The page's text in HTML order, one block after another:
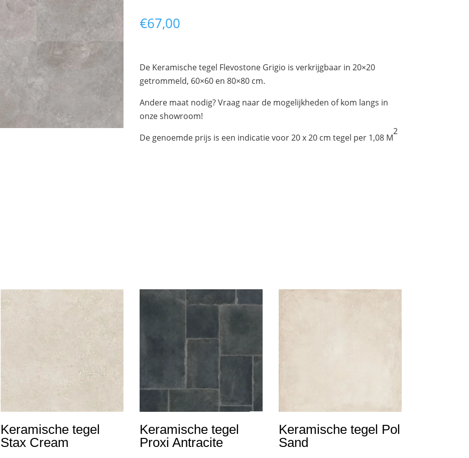
€67,00
De Keramische tegel Flevostone Grigio is verkrijgbaar in 20×20
getrommeld, 60×60 en 80×80 cm.
Andere maat nodig? Vraag naar de mogelijkheden of kom langs in
onze showroom!
De genoemde prijs is een indicatie voor 20 x 20 cm tegel per 1,08 M
2
Keramische tegel
Stax Cream
Keramische tegel
Proxi Antracite
Keramische tegel Pol
Sand